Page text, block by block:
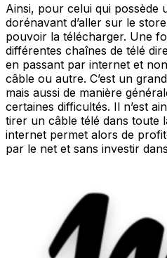
Ainsi, pour celui qui possède
dorénavant d’aller sur le
pouvoir la télécharger. Une
différentes chaînes de télé
en passant par internet et
câble ou autre. C’est un
mais aussi de manière
certaines difficultés. Il n’est
tirer un câble télé dans toute
internet permet alors de
par le net et sans investir